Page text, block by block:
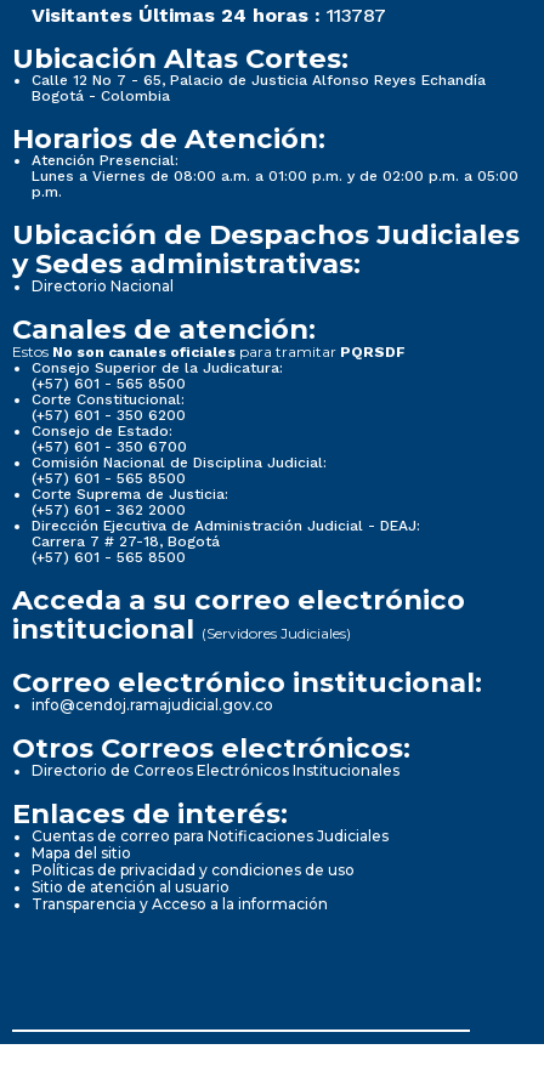
Visitantes Últimas 24 horas : 113787
Ubicación Altas Cortes:
Calle 12 No 7 - 65, Palacio de Justicia Alfonso Reyes Echandía
Bogotá - Colombia
Horarios de Atención:
Atención Presencial:
Lunes a Viernes de 08:00 a.m. a 01:00 p.m. y de 02:00 p.m. a 05:00
p.m.
Ubicación de Despachos Judiciales
y Sedes administrativas:
Directorio Nacional
Canales de atención:
Estos No son canales oficiales para tramitar PQRSDF
Consejo Superior de la Judicatura:
(+57) 601 - 565 8500
Corte Constitucional:
(+57) 601 - 350 6200
Consejo de Estado:
(+57) 601 - 350 6700
Comisión Nacional de Disciplina Judicial:
(+57) 601 - 565 8500
Corte Suprema de Justicia:
(+57) 601 - 362 2000
Dirección Ejecutiva de Administración Judicial - DEAJ:
Carrera 7 # 27-18, Bogotá
(+57) 601 - 565 8500
Acceda a su correo electrónico
institucional (Servidores Judiciales)
Correo electrónico institucional:
info@cendoj.ramajudicial.gov.co
Otros Correos electrónicos:
Directorio de Correos Electrónicos Institucionales
Enlaces de interés:
Cuentas de correo para Notificaciones Judiciales
Mapa del sitio
Políticas de privacidad y condiciones de uso
Sitio de atención al usuario
Transparencia y Acceso a la información